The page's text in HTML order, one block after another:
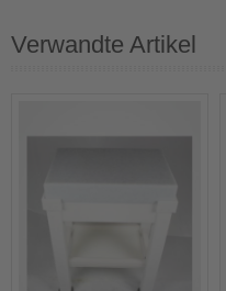
Verwandte Artikel